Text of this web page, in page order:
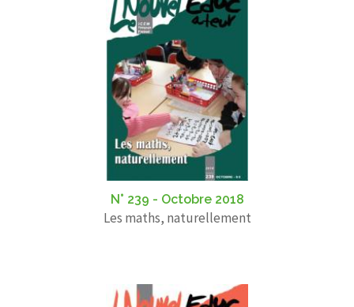
N° 239 - Octobre 2018
Les maths, naturellement